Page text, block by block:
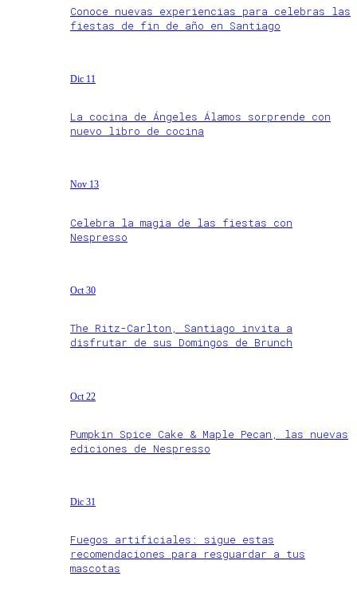
Conoce nuevas experiencias para celebras las
fiestas de fin de año en Santiago
Dic 11
La cocina de Ángeles Álamos sorprende con
nuevo libro de cocina
Nov 13
Celebra la magia de las fiestas con
Nespresso
Oct 30
The Ritz-Carlton, Santiago invita a
disfrutar de sus Domingos de Brunch
Oct 22
Pumpkin Spice Cake & Maple Pecan, las nuevas
ediciones de Nespresso
Dic 31
Fuegos artificiales: sigue estas
recomendaciones para resguardar a tus
mascotas